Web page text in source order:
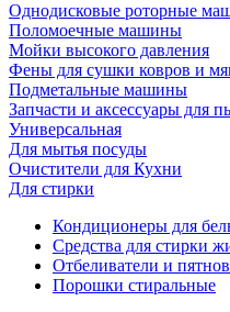
Однодисковые роторные
Поломоечные машины
Мойки высокого давления
Фены для сушки ковров и
Подметальные машины
Запчасти и аксессуары для
Универсальная
Для мытья посуды
Очиcтители для Кухни
Для стирки
Кондиционеры для
Средства для стирки
Отбеливатели и
Порошки стиральные